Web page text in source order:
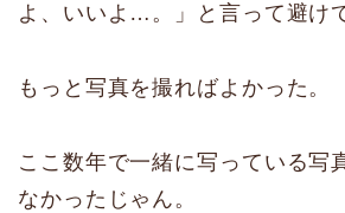
よ、いいよ…。」と言って避け
もっと写真を撮ればよかった。
ここ数年で一緒に写っている写
なかったじゃん。